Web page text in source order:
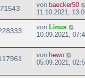
71543 von baecker50
11.10.2021,
von Linus
10.09.2021,
von hewo
05.09.2021,